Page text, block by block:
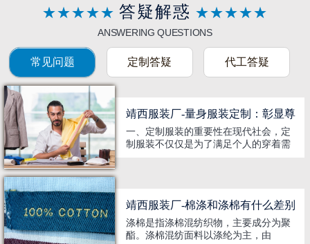
★★★★★ 答疑解惑 ★★★★★
ANSWERING QUESTIONS
常见问题
靖西服装厂-量身服装定制：彰显尊
贵身份的方式
一、定制服装的重要性在现代社会，定
制服装不仅仅是为了满足个人的穿着需
制的服务源自于巴黎的高级定制时装，
被誉为“Haute Couture”，意为“预定制
作”。二、定...
靖西服装厂-棉涤和涤棉有什么差别
涤棉是指涤棉混纺织物，主要成分为聚
酯。涤棉混纺面料以涤纶为主，由
定制答疑 代工答疑